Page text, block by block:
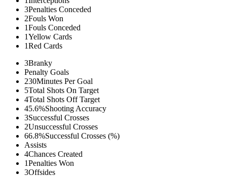
3Penalties Conceded
2Fouls Won
1Fouls Conceded
1Yellow Cards
1Red Cards
3Branky
Penalty Goals
230Minutes Per Goal
5Total Shots On Target
4Total Shots Off Target
45.6%Shooting Accuracy
3Successful Crosses
2Unsuccessful Crosses
66.8%Successful Crosses (%)
Assists
4Chances Created
1Penalties Won
3Offsides